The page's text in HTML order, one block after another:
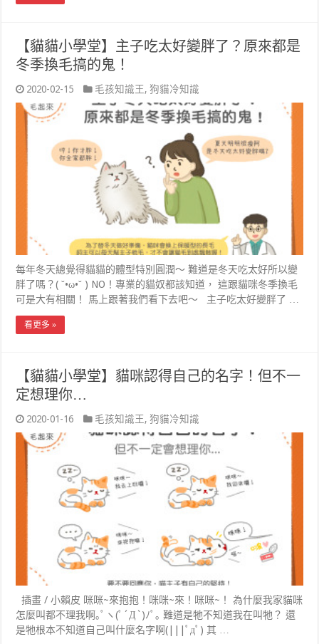
【貓貓小學堂】主子吃太好變胖了？原來都是
冬季換毛搞的鬼！
2020-02-15 毛孩知識王,狗貓冷知識
每年冬天總覺得貓貓的體型特別圓潤～ 難道是冬天吃太好所以變
胖了嗎？( ˘•ω•˘ ) NO！專業的貓奴都該知道， 這跟貓咪冬季換毛
可是大有相關！ 馬上跟著我們看下去吧～ 主子吃太好變胖了 …
看更多 »
【貓貓小學堂】貓咪認得自己的名字！但不一
定想理你…
2020-01-16 毛孩知識王,狗貓冷知識
插畫 / 小賴皮 咪咪~來抱抱！咪咪~來！咪咪~！ 為什麼我家貓咪
怎麼叫都不理我啊｡ﾟヽ(ﾟ´Д`)ﾉﾟ｡ 難道是牠不知道我在叫牠？ 還
是牠根本不知道自己叫什麼名字啊(|||ﾟдﾟ) 其 …